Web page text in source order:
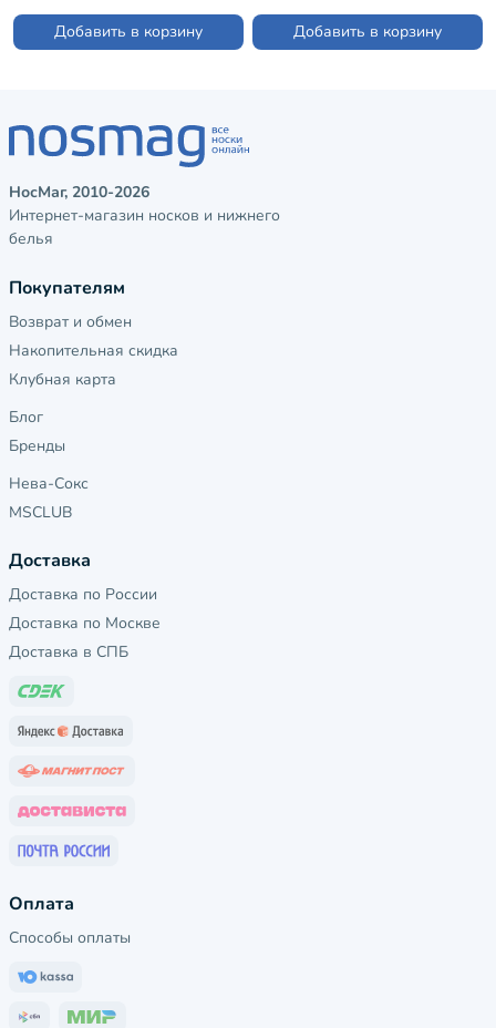
Добавить в корзину
15D34)
Добавить в корзину
НосМаг, 2010-2026
Интернет-магазин носков и нижнего
белья
Покупателям
Возврат и обмен
Накопительная скидка
Клубная карта
Блог
Бренды
Нева-Сокс
MSCLUB
Доставка
Доставка по России
Доставка по Москве
Доставка в СПБ
Оплата
Способы оплаты